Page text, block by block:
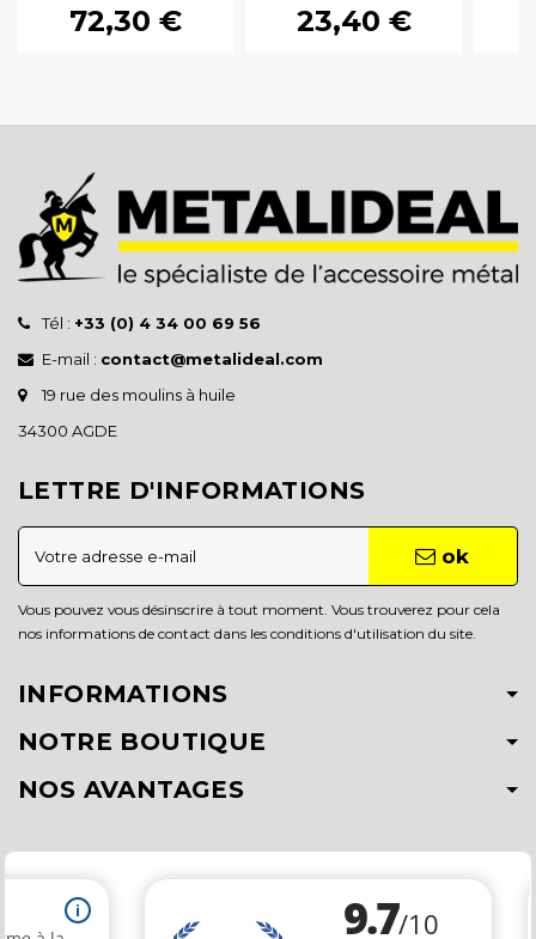
72,30 € 23,40 €
Tél : +33 (0) 4 34 00 69 56
E-mail : contact@metalideal.com
19 rue des moulins à huile
34300 AGDE
LETTRE D'INFORMATIONS
ok
Vous pouvez vous désinscrire à tout moment. Vous trouverez pour cela
nos informations de contact dans les conditions d'utilisation du site.
INFORMATIONS
NOTRE BOUTIQUE
NOS AVANTAGES